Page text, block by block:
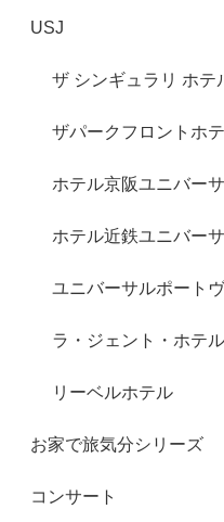
USJ
ザ シンギュラリ ホテ
ザパークフロントホ
ホテル京阪ユニバー
ホテル近鉄ユニバー
ユニバーサルポート
ラ・ジェント・ホテ
リーベルホテル
お家で旅気分シリーズ
コンサート